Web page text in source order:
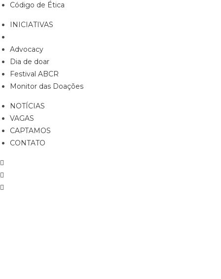
Código de Ética
INICIATIVAS
Advocacy
Dia de doar
Festival ABCR
Monitor das Doações
NOTÍCIAS
VAGAS
CAPTAMOS
CONTATO